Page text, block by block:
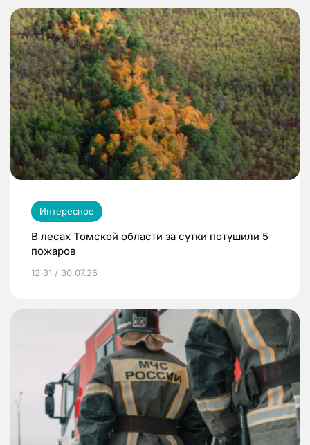
Интересное
В лесах Томской области за сутки потушили 5
пожаров
12:31 / 30.07.26